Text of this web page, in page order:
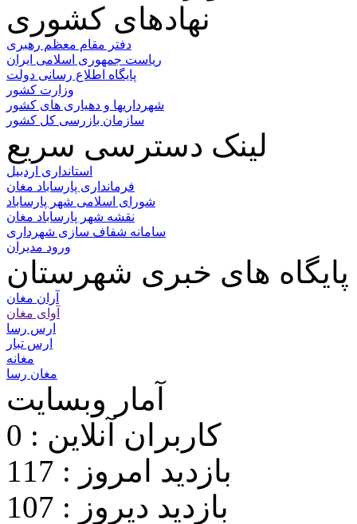
نهادهای کشوری
دفتر مقام معظم رهبری
ریاست جمهوری اسلامی ایران
پایگاه اطلاع رسانی دولت
وزارت کشور
شهرداریها و دهیاری های کشور
سازمان بازرسی کل کشور
لینک دسترسی سریع
استانداری اردبیل
فرمانداری پارساباد مغان
شورای اسلامی شهر پارساباد
نقشه شهر پارساباد مغان
سامانه شفاف سازی شهرداری
ورود مدیران
پایگاه های خبری شهرستان
آران مغان
آوای مغان
ارس رسا
ارس تبار
مغانه
مغان رسا
آمار وبسایت
کاربران آنلاین : 0
بازدید امروز : 117
بازدید دیروز : 107